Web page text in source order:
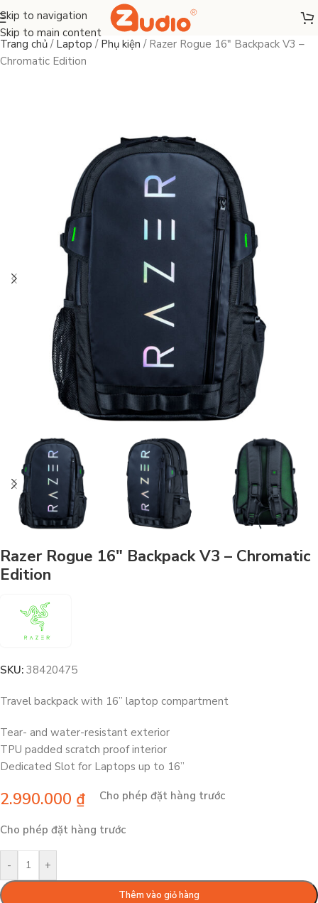
Skip to navigation
Skip to main content
Trang chủ / Laptop / Phụ kiện / Razer Rogue 16″ Backpack V3 –
Chromatic Edition
Razer Rogue 16″ Backpack V3 – Chromatic
Edition
SKU: 38420475
Travel backpack with 16” laptop compartment
Tear- and water-resistant exterior
TPU padded scratch proof interior
Dedicated Slot for Laptops up to 16”
2.990.000 ₫ Cho phép đặt hàng trước
Cho phép đặt hàng trước
- +
Thêm vào giỏ hàng